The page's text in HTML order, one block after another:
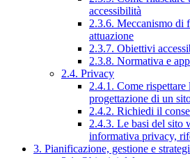
accessibilità
2.3.6. Meccanismo di
attuazione
2.3.7. Obiettivi
2.3.8. Normativa e
2.4. Privacy
2.4.1. Come
progettazione di un
2.4.2. Richiedi il
2.4.3. Le basi del sito
informativa privacy,
3. Pianificazione, gestione e